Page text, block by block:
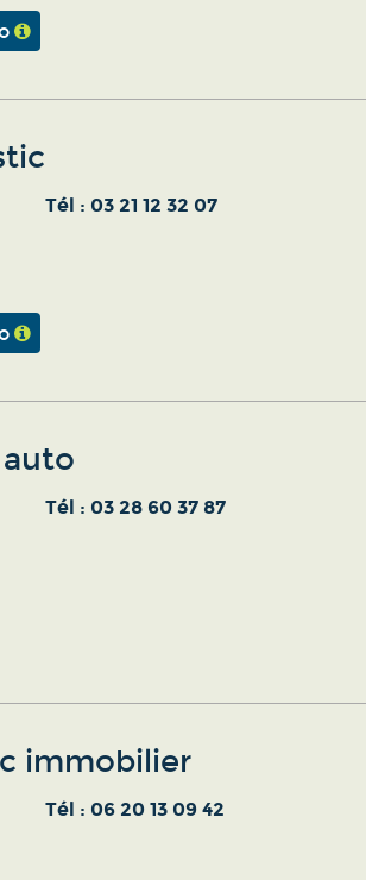
Tél : 03 21 12 32 07
Tél : 03 28 60 37 87
immobilier
Tél : 06 20 13 09 42